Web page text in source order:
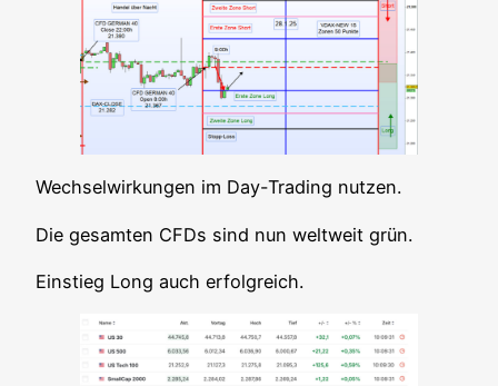
Wech­sel­wir­kun­gen im Day-Tra­ding nutzen.
Die gesam­ten CFDs sind nun welt­weit grün.
Ein­stieg Long auch erfolgreich.